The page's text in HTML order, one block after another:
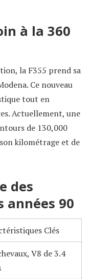
à la 360
la F355 prend sa
Ce nouveau
tout en
Actuellement, une
de 130,000
kilométrage et de
des
années 90
Clés
V8 de 3.4